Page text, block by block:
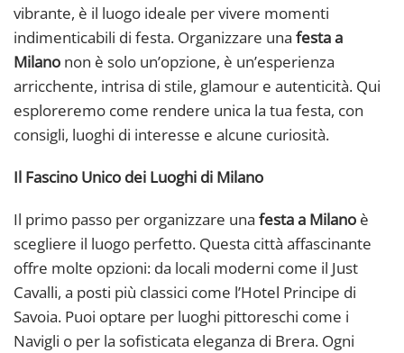
vibrante, è il luogo ideale per vivere momenti
indimenticabili di festa. Organizzare una festa a
Milano non è solo un’opzione, è un’esperienza
arricchente, intrisa di stile, glamour e autenticità. Qui
esploreremo come rendere unica la tua festa, con
consigli, luoghi di interesse e alcune curiosità.
Il Fascino Unico dei Luoghi di Milano
Il primo passo per organizzare una festa a Milano è
scegliere il luogo perfetto. Questa città affascinante
offre molte opzioni: da locali moderni come il Just
Cavalli, a posti più classici come l’Hotel Principe di
Savoia. Puoi optare per luoghi pittoreschi come i
Navigli o per la sofisticata eleganza di Brera. Ogni